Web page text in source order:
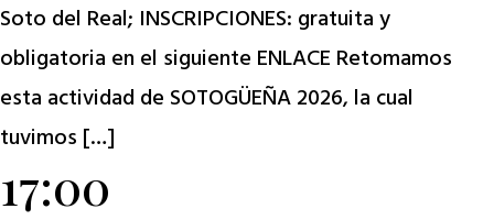
Soto del Real; INSCRIPCIONES: gratuita y
obligatoria en el siguiente ENLACE Retomamos
esta actividad de SOTOGÜEÑA 2026, la cual
tuvimos […]
17:00